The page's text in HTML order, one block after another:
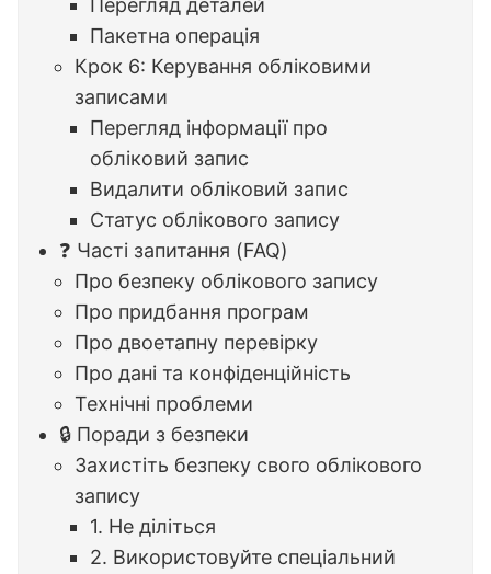
Перегляд деталей
Пакетна операція
Крок 6: Керування обліковими
записами
Перегляд інформації про
обліковий запис
Видалити обліковий запис
Статус облікового запису
❓ Часті запитання (FAQ)
Про безпеку облікового запису
Про придбання програм
Про двоетапну перевірку
Про дані та конфіденційність
Технічні проблеми
🔒 Поради з безпеки
Захистіть безпеку свого облікового
запису
1. Не діліться
2. Використовуйте спеціальний